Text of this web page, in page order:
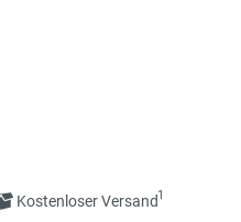
Kostenloser Versand1